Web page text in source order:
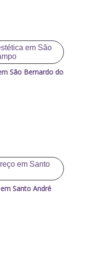
São Bernardo do
Santo André